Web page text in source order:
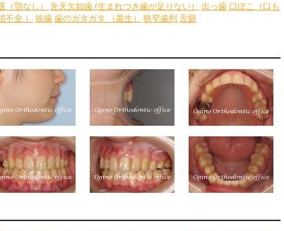
（顎なし） 先天欠如歯 (生まれつき歯が足りない） 出っ歯 口ぼこ（口も
不全 ） 抜歯 歯のガタガタ （叢生） 狭窄歯列 舌癖